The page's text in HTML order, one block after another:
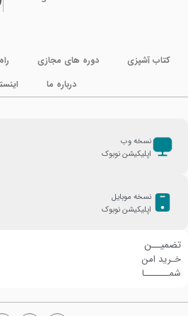
کتاب آشپزی دوره های مجازی
درباره ما
نسخه وب
اپلیکیشن نوبوک
نسخه موبایل
اپلیکیشن نوبوک
تضمیــن
خـرید امن
شمـــــــا